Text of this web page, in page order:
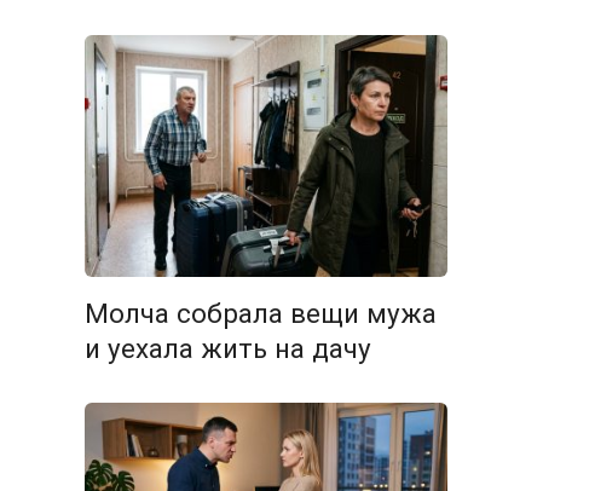
Молча собрала вещи мужа
и уехала жить на дачу